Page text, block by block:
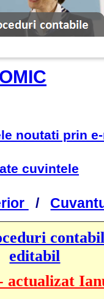
noutati prin
cuvintele
/
editabil
actualizat